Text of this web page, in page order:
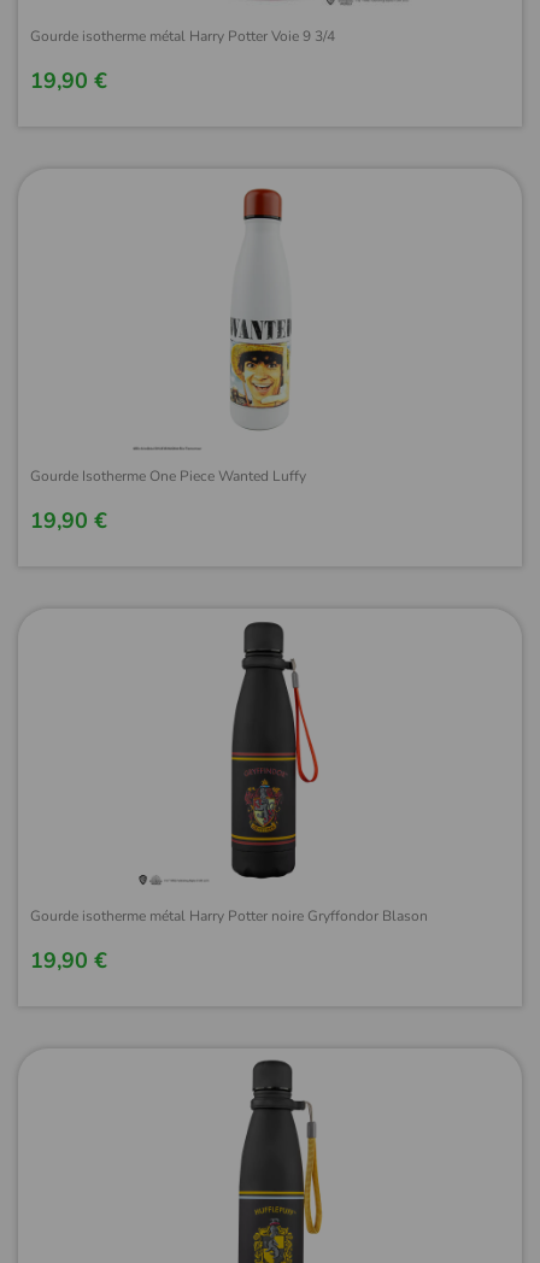
Gourde isotherme métal Harry Potter Voie 9 3/4
19,90 €
Gourde Isotherme One Piece Wanted Luffy
19,90 €
Gourde isotherme métal Harry Potter noire Gryffondor Blason
19,90 €